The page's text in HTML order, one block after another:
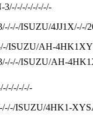
3/-/-/-/-/-/-/-/-
ISUZU/4JJ1X/-/-/
ISUZU/AH-
ISUZU/AH-
ISUZU/4HK1-